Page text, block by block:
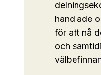
handlade
för att nå
och